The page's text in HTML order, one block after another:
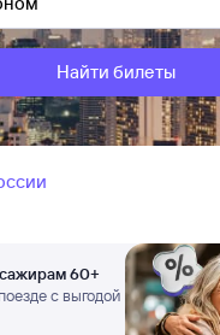
Найти билеты
60+
с выгодой